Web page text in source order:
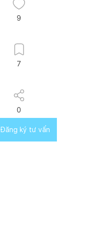
9
7
0
Đăng ký tư vấn